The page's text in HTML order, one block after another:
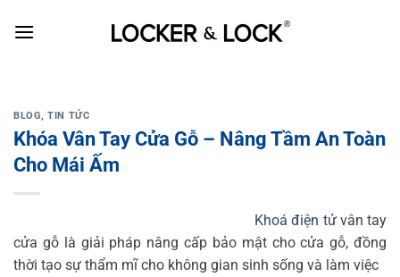
BLOG,TIN TỨC
Khóa Vân Tay Cửa Gỗ – Nâng Tầm An Toàn
Cho Mái Ấm
Khoá điện tửvân tay
cửa gỗ là giải pháp nâng cấp bảo mật cho cửa gỗ, đồng
thời tạo sự thẩm mĩ cho không gian sinh sống và làm việc